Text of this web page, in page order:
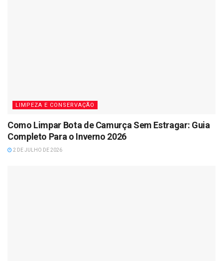
LIMPEZA E CONSERVAÇÃO
Como Limpar Bota de Camurça Sem Estragar: Guia
Completo Para o Inverno 2026
2 DE JULHO DE 2026